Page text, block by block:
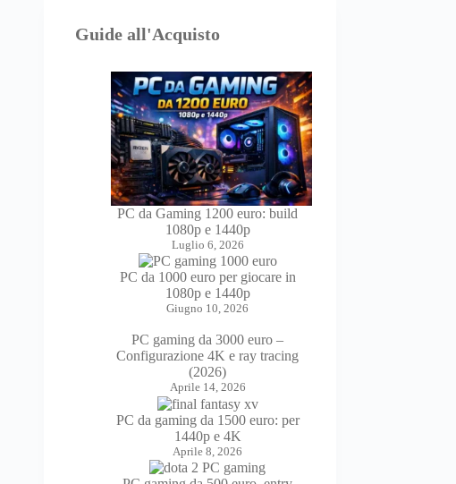
Guide all'Acquisto
PC da Gaming 1200 euro: build
1080p e 1440p
Luglio 6, 2026
PC da 1000 euro per giocare in
1080p e 1440p
Giugno 10, 2026
PC gaming da 3000 euro –
Configurazione 4K e ray tracing
(2026)
Aprile 14, 2026
PC da gaming da 1500 euro: per
1440p e 4K
Aprile 8, 2026